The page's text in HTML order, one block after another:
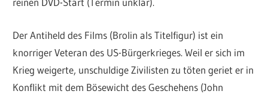
Der Antiheld des Films (Brolin als Titelfigur) ist ein
knorriger Veteran des US-Bürgerkrieges. Weil er sich im
Krieg weigerte, unschuldige Zivilisten zu töten geriet er in
Konflikt mit dem Bösewicht des Geschehens (John